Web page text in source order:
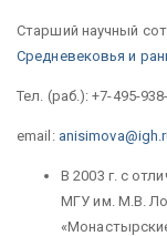
Старший научный
Средневековья и
Тел. (раб.): +7-495-
email:
В 2003 г. с
МГУ им. М.В.